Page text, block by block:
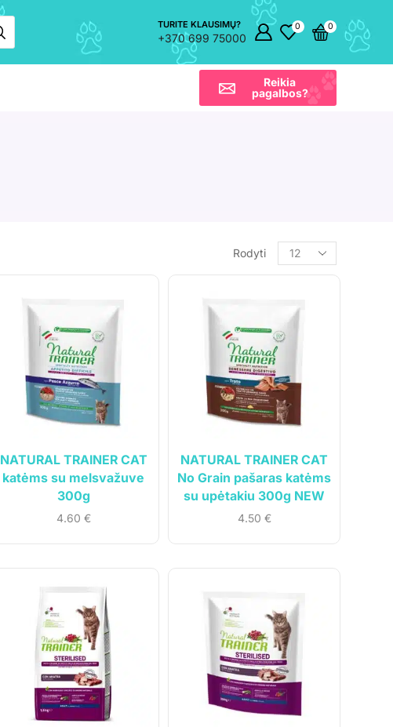
TURITE KLAUSIMŲ?
+370 699 75000
0 0
Reikia
pagalbos?
Rodyti
NATURAL TRAINER CAT
katėms su melsvažuve
300g
4.60 €
NATURAL TRAINER CAT
No Grain pašaras katėms
su upėtakiu 300g NEW
4.50 €